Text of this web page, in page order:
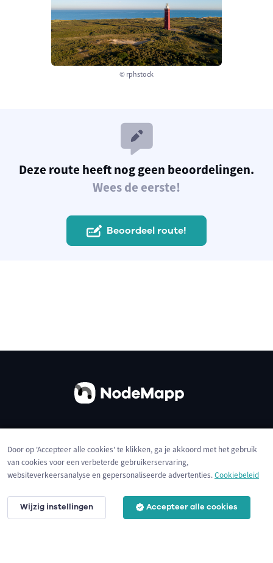
© rphstock
Deze route heeft nog geen beoordelingen.
Wees de eerste!
Beoordeel route!
Privacybeleid Cookies
Door op 'Accepteer alle cookies' te klikken, ga je akkoord met het gebruik
van cookies voor een verbeterde gebruikerservaring,
websiteverkeersanalyse en gepersonaliseerde advertenties.Cookiebeleid
Wijzig instellingen Accepteer alle cookies